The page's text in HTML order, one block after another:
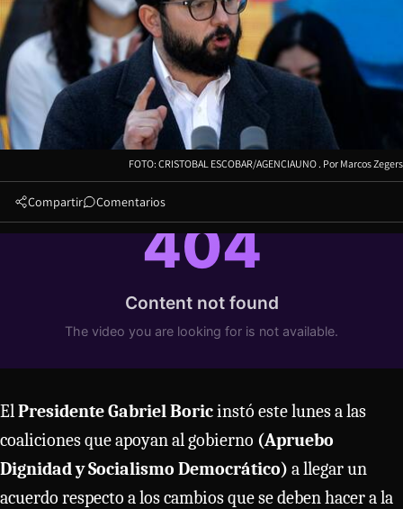
FOTO: CRISTOBAL ESCOBAR/AGENCIAUNO Marcos Zegers
Compartir Comentarios
ElPresidente Gabriel Boricinstó este lunes a las
coaliciones que apoyan al gobierno (Apruebo
Dignidad y Socialismo Democrático) a llegar un
acuerdo respecto a los cambios que se deben hacer a la